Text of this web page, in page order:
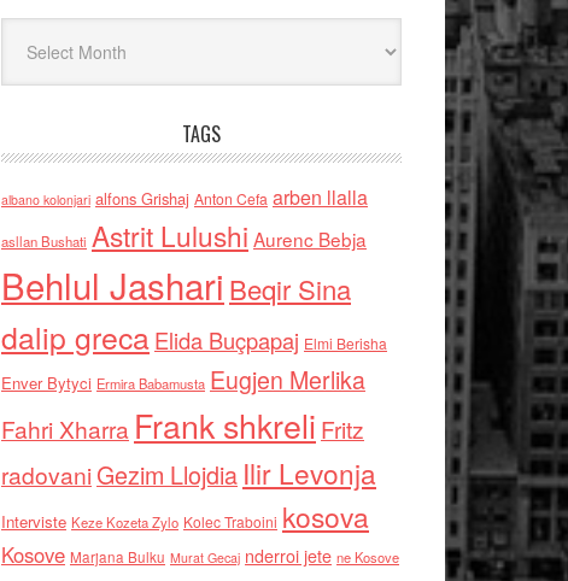
TAGS
albano kolonjari alfons Grishaj Anton Cefa arben llalla
asllan Bushati Astrit Lulushi Aurenc Bebja
Behlul Jashari Beqir Sina
dalip grecaElida Buçpapaj Elmi Berisha
Enver Bytyci Ermira Babamusta Eugjen Merlika
Fahri Xharra Frank shkreli Fritz
radovaniGezim Llojdia Ilir Levonja
Interviste Keze Kozeta Zylo Kolec Traboini kosova
Kosove Marjana Bulku Murat Gecaj nderroi jete ne Kosove